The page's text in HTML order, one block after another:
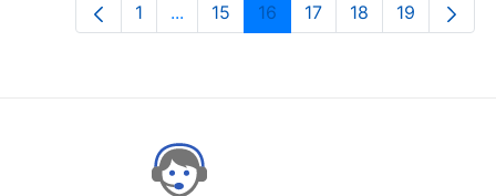
Page
1 ...Intermediate Pages Use TAB to
Page
15 Page
16 Page
17 Page
18 Page
19